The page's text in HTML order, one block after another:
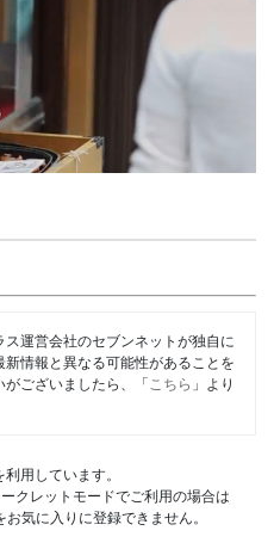
運営会社のセブンネットが独自に
情報と異なる可能性があることを
がございましたら、「 こちら 」より
利用しています。
クレットモードでご利用の場合は
気に入りに登録できません。